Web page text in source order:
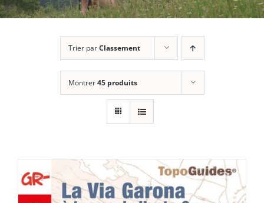
Trier parClassement
Montrer45 produits